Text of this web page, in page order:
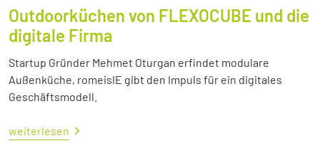
Outdoorküchen von FLEXOCUBE und die
digitale Firma
Startup Gründer Mehmet Oturgan erfindet modulare
Außenküche, romeisIE gibt den Impuls für ein digitales
Geschäftsmodell.
weiterlesen